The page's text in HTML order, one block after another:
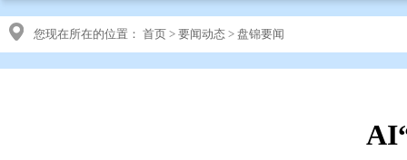
您现在所在的位置： 首页 > 要闻动态 > 盘锦要闻